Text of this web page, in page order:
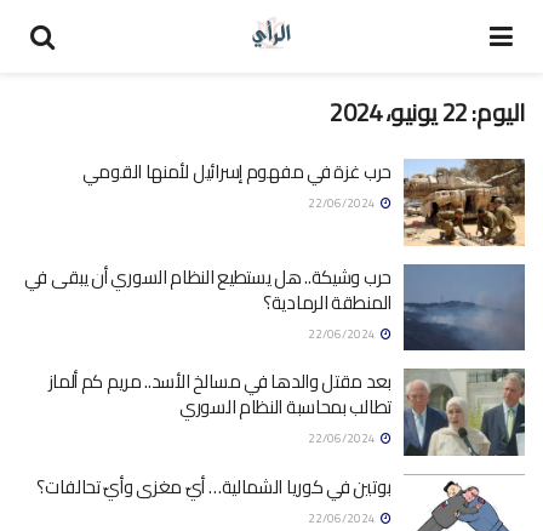
اليوم:22 يونيو، 2024
حرب غزة في مفهوم إسرائيل لأمنها القومي
حرب وشيكة.. هل يستطيع النظام السوري أن يبقى في
المنطقة الرمادية؟
بعد مقتل والدها في مسالخ الأسد.. مريم كم ألماز
تطالب بمحاسبة النظام السوري
بوتين في كوريا الشمالية… أيّ مغزى وأيّ تحالفات؟